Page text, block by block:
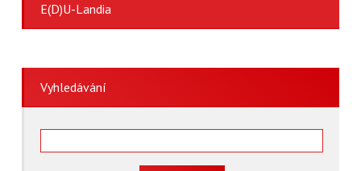
E(D)U-Landia
Vyhledávání